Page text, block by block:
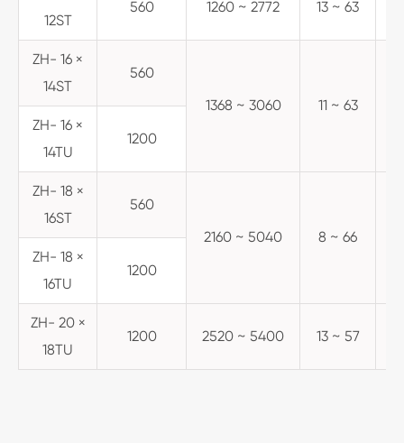
12ST
560 1260 ~ 2772 13 ~ 63
ZH- 16 ×
14ST
560
1368 ~ 3060
11 ~ 63
ZH- 16 ×
14TU
1200
ZH- 18 ×
16ST
560
2160 ~ 5040
8 ~ 66
ZH- 18 ×
16TU
1200
ZH- 20 ×
18TU
1200 2520 ~ 5400 13 ~ 57